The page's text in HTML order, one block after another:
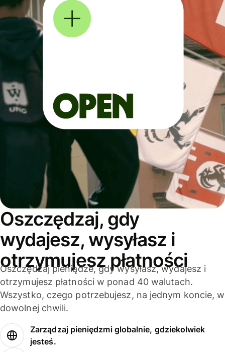
Oszczędzaj, gdy
wydajesz, wysyłasz i
otrzymujesz płatności
Oszczędzaj pieniądze, gdy wysyłasz, wydajesz i
otrzymujesz płatności w ponad 40 walutach.
Wszystko, czego potrzebujesz, na jednym koncie, w
dowolnej chwili.
Zarządzaj pieniędzmi globalnie, gdziekolwiek
jesteś.